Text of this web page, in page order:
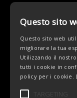
Questo sito
Questo sito web
migliorare la tua
Utilizzando il
tutti i cookie in
policy per i cookie.
TARGETING